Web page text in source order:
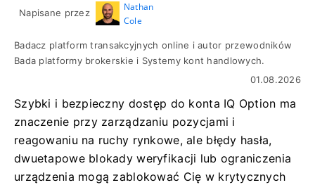
Napisane przez
Nathan
Cole
Badacz platform transakcyjnych online i autor przewodników
Bada platformy brokerskie i Systemy kont handlowych.
01.08.2026
Szybki i bezpieczny dostęp do konta IQ Option ma
znaczenie przy zarządzaniu pozycjami i
reagowaniu na ruchy rynkowe, ale błędy hasła,
dwuetapowe blokady weryfikacji lub ograniczenia
urządzenia mogą zablokować Cię w krytycznych